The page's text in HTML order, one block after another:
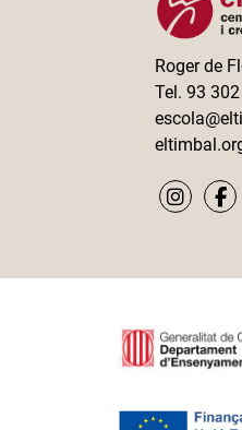
Roger de
Tel. 93